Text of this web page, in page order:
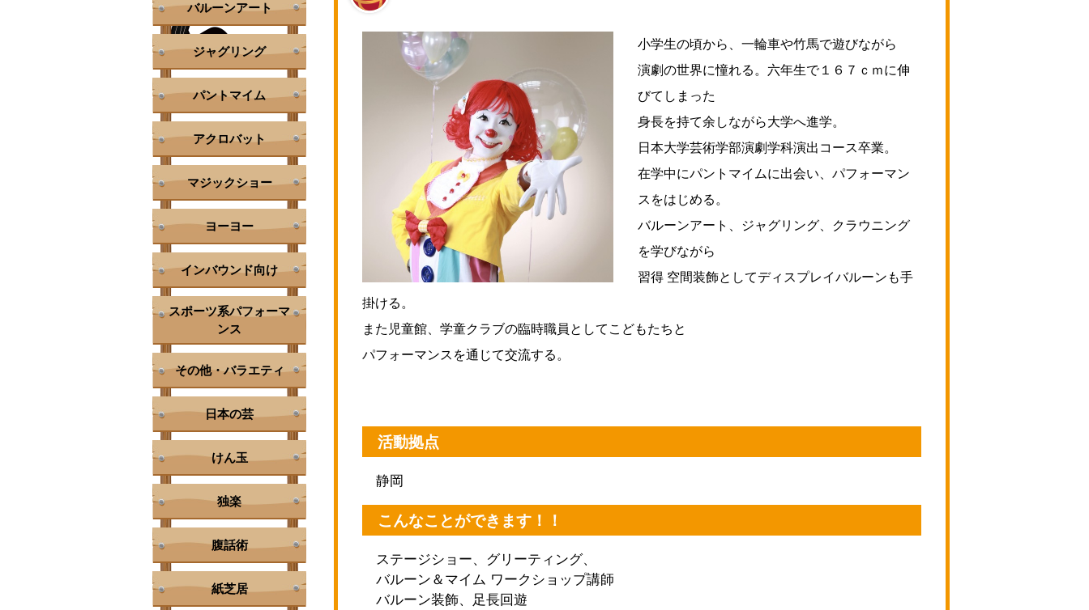
小学生の頃から、一輪車や竹馬で遊びながら
演劇の世界に憧れる。六年生で１６７ｃｍに伸
びてしまった
身長を持て余しながら大学へ進学。
日本大学芸術学部演劇学科演出コース卒業。
在学中にパントマイムに出会い、パフォーマン
スをはじめる。
バルーンアート、ジャグリング、クラウニング
を学びながら
習得 空間装飾としてディスプレイバルーンも手
掛ける。
また児童館、学童クラブの臨時職員としてこどもたちと
パフォーマンスを通じて交流する。
活動拠点
静岡
こんなことができます！！
ステージショー、グリーティング、
バルーン＆マイム ワークショップ講師
バルーン装飾、足長回遊
バルーンアート
ジャグリング
パントマイム
アクロバット
マジックショー
ヨーヨー
インバウンド向け
スポーツ系パフォーマ
ンス
その他・バラエティ
日本の芸
けん玉
独楽
腹話術
紙芝居